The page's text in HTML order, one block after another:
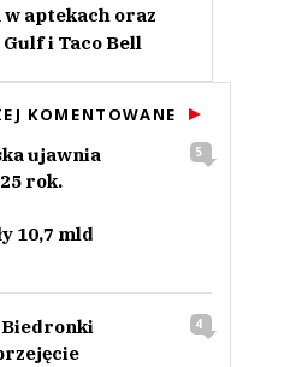
aptekach oraz
i Taco Bell
KOMENTOWANE
ujawnia
rok.
10,7 mld
5
Biedronki
4